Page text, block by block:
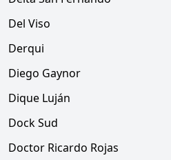
Del Viso
Derqui
Diego Gaynor
Dique Luján
Dock Sud
Doctor Ricardo Rojas